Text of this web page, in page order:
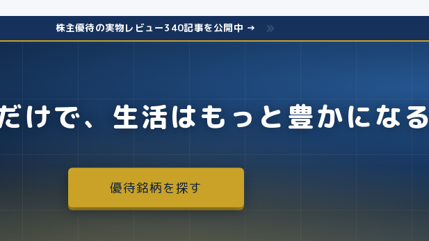
株主優待の実物レビュー340記事を公開中 →
けで、生活はもっと豊かになる
優待銘柄を探す